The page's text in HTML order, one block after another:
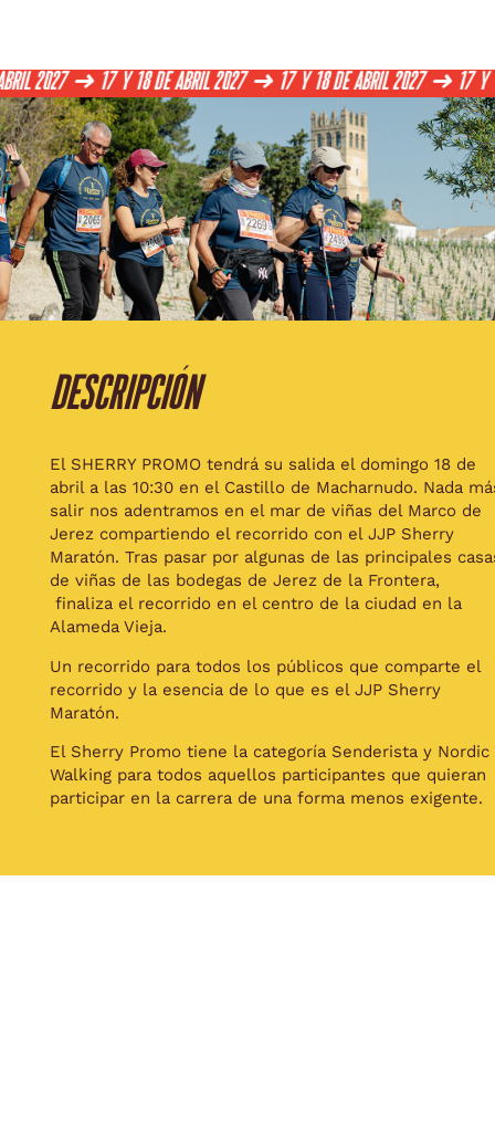
➜ 17 Y 18 DE ABRIL
Descripción
El SHERRY PROMO tendrá su salida el domingo 18 de
abril a las 10:30 en el Castillo de Macharnudo. Nada
salir nos adentramos en el mar de viñas del Marco de
Jerez compartiendo el recorrido con el JJP Sherry
Maratón. Tras pasar por algunas de las principales
de viñas de las bodegas de Jerez de la Frontera,
finaliza el recorrido en el centro de la ciudad en la
Alameda Vieja.
Un recorrido para todos los públicos que comparte el
recorrido y la esencia de lo que es el JJP Sherry
Maratón.
El Sherry Promo tiene la categoría Senderista y Nordic
Walking para todos aquellos participantes que quieran
participar en la carrera de una forma menos exigente.